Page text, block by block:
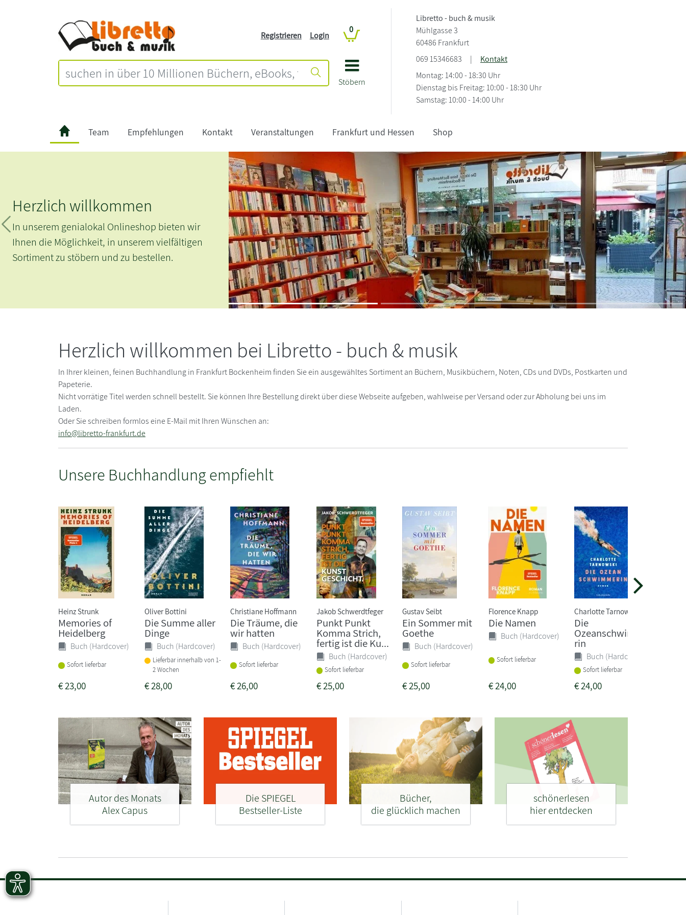
Stöbern
Registrieren Login
0
Libretto - buch &musik
Mühlgasse 3
60486 Frankfurt
069 15346683
|
Kontakt
Montag: 14:00 - 18:30 Uhr
Dienstag bis Freitag: 10:00 - 18:30 Uhr
Samstag: 10:00 - 14:00 Uhr
Team Empfehlungen Kontakt Veranstaltungen Frankfurt und Hessen Shop
Zurück
Herzlich willkommen
In unserem genialokal Onlineshop bieten wir
Ihnen die Möglichkeit, in unserem vielfältigen
Sortiment zu stöbern und zu bestellen.
Herzlich willkommen bei Libretto - buch & musik
In Ihrer kleinen, feinen Buchhandlung in Frankfurt Bockenheim finden Sie ein ausgewähltes Sortiment an Büchern, Musikbüchern, Noten, CDs und DVDs, Postkarten und
Papeterie.
Nicht vorrätige Titel werden schnell bestellt. Sie können Ihre Bestellung direkt über diese Webseite aufgeben, wahlweise per Versand oder zur Abholung bei uns im
Laden.
Oder Sie schreiben formlos eine E-Mail mit Ihren Wünschen an:
info@libretto-frankfurt.de
Unsere Buchhandlung empfiehlt
Heinz Strunk
Memories of
Heidelberg
Buch (Hardcover)
Sofort lieferbar
€23,00
Oliver Bottini
Die Summe aller
Dinge
Buch (Hardcover)
Lieferbar innerhalb von 1-
2 Wochen
€28,00
Christiane Hoffmann
Die Träume, die
wir hatten
Buch (Hardcover)
Sofort lieferbar
€26,00
Jakob Schwerdtfeger
Punkt Punkt
Komma Strich,
fertig ist die Ku...
Buch (Hardcover)
Sofort lieferbar
€25,00
Gustav Seibt
Ein Sommer mit
Goethe
Buch (Hardcover)
Sofort lieferbar
€25,00
Florence Knapp
Die Namen
Buch (Hardcover)
Sofort lieferbar
€24,00
Charlotte Tarnowski
Die
Ozeanschwimme
rin
Buch (Hardcover)
Sofort lieferbar
€24,00
Autor des Monats
Alex Capus
Die SPIEGEL
Bestseller-Liste
Bücher,
die glücklich machen
schönerlesen
hier entdecken